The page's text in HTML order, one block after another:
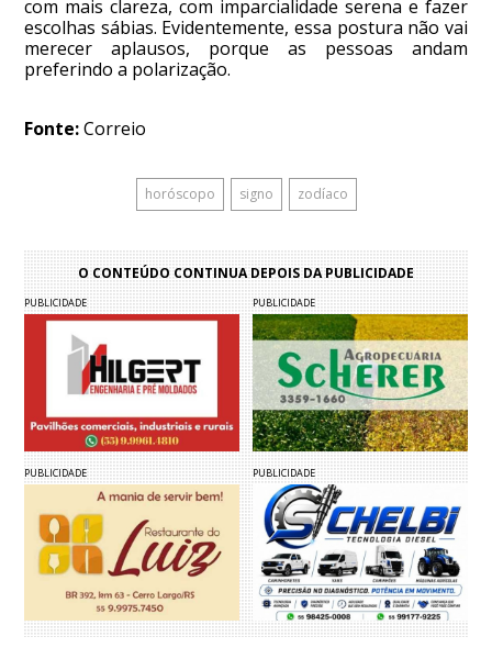
com mais clareza, com imparcialidade serena e fazer
escolhas sábias. Evidentemente, essa postura não vai
merecer aplausos, porque as pessoas andam
preferindo a polarização.
Fonte:Correio
horóscopo signo zodíaco
O CONTEÚDO CONTINUA DEPOIS DA PUBLICIDADE
PUBLICIDADE PUBLICIDADE
PUBLICIDADE PUBLICIDADE